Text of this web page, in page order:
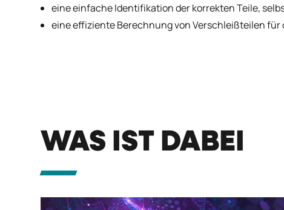
eine einfache Identifikation der korrekten Teile,
eine effiziente Berechnung von Verschleißteilen
WAS IST DABEI